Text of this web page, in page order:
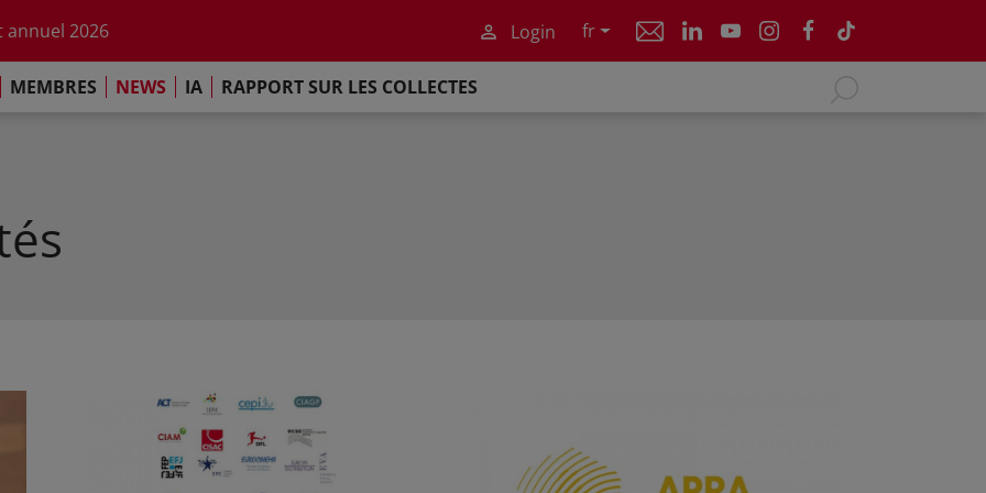
annuel 2026
de Paris
sur les Collectes Mondiales 2025
l'impact de l'IA
Login fr
MEMBRES NEWS IA RAPPORT SUR LES COLLECTES